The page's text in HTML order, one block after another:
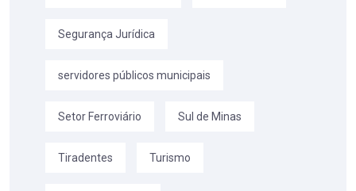
Segurança Jurídica
servidores públicos municipais
Setor Ferroviário Sul de Minas
Tiradentes Turismo